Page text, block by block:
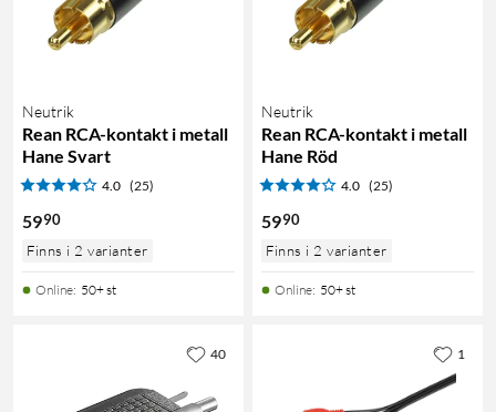
Neutrik
Rean RCA-kontakt i metall
Hane Svart
4.0 (25)
5990
Finns i 2 varianter
Online: 50+ st
Neutrik
Rean RCA-kontakt i metall
Hane Röd
4.0 (25)
5990
Finns i 2 varianter
Online: 50+ st
40 1